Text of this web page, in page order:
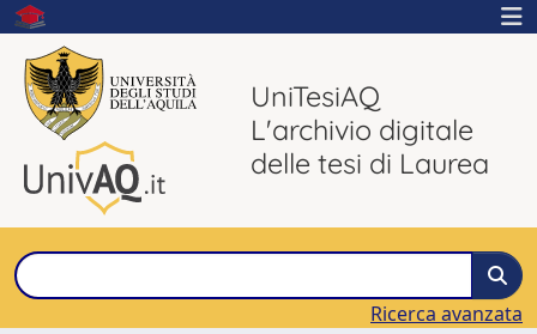
UniTesiAQ
L'archivio digitale
delle tesi di Laurea
Ricerca avanzata